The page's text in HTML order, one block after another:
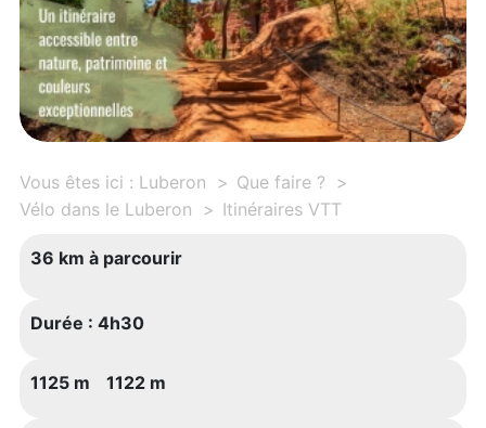
Vous êtes ici : Luberon
Que faire ?
Vélo dans le Luberon
Itinéraires VTT
36 km à parcourir
Durée : 4h30
1125 m 1122 m